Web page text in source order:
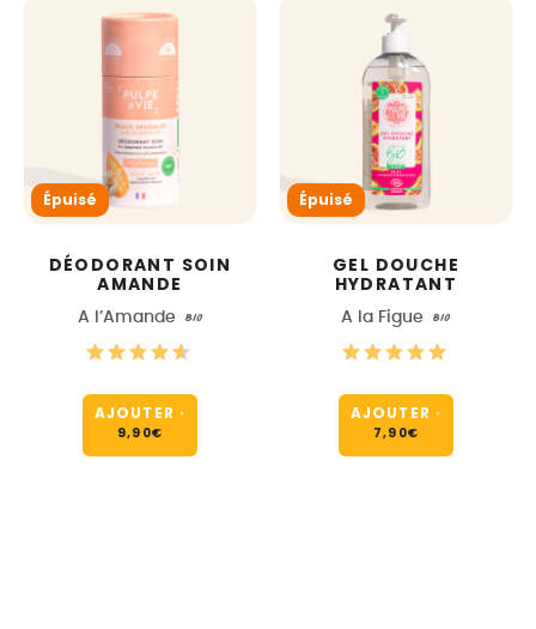
Épuisé
DÉODORANT SOIN
AMANDE
A l’Amande BIO
AJOUTER ·
9,90€
Épuisé
GEL DOUCHE
HYDRATANT
A la Figue BIO
AJOUTER ·
7,90€